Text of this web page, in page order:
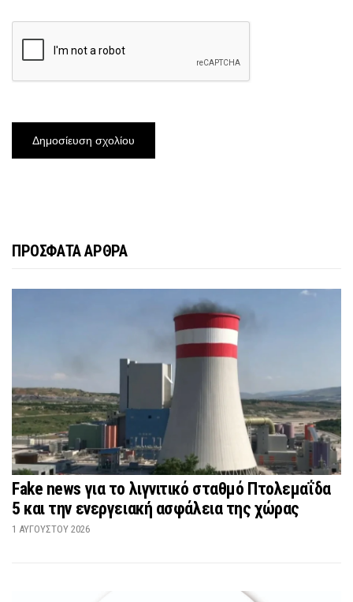
ΠΡΟΣΦΑΤΑ ΑΡΘΡΑ
Fake news για το λιγνιτικό σταθμό Πτολεμαΐδα
5 και την ενεργειακή ασφάλεια της χώρας
1 ΑΥΓΟΎΣΤΟΥ 2026